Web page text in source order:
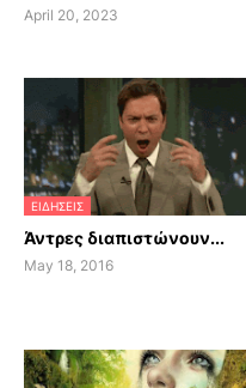
April 20, 2023
ΕΙΔΗΣΕΙΣ
Άντρες διαπιστώνουν...
May 18, 2016